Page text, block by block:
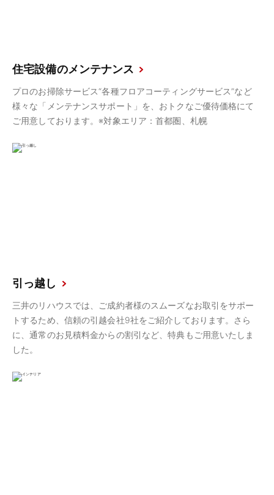
住宅設備のメンテナンス
プロのお掃除サービス“各種フロアコーティングサービス”など
様々な「メンテナンスサポート」を、おトクなご優待価格にて
ご用意しております。※対象エリア：首都圏、札幌
引っ越し
三井のリハウスでは、ご成約者様のスムーズなお取引をサポー
トするため、信頼の引越会社9社をご紹介しております。さら
に、通常のお見積料金からの割引など、特典もご用意いたしま
した。